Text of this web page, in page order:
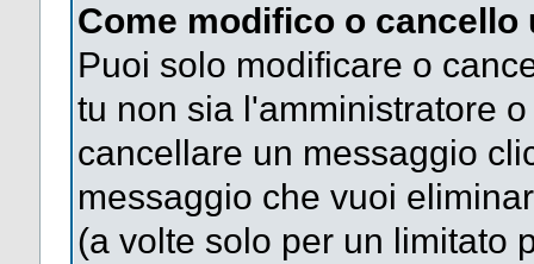
Come modifico o cancello
Puoi solo modificare o
tu non sia l'amministratore
cancellare un messaggio
messaggio che vuoi
(a volte solo per un limitato